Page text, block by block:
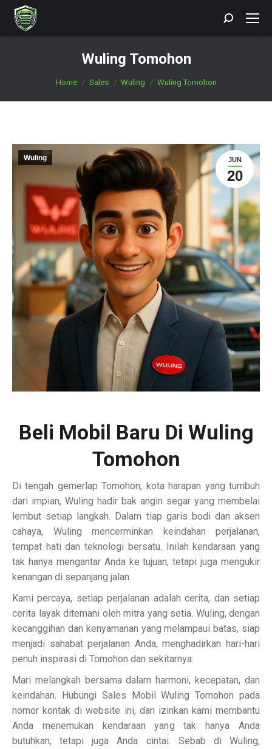
Search:
Wuling Tomohon
You are here:
Home Sales Wuling Wuling Tomohon
JUN
20
Wuling
Beli Mobil Baru Di Wuling
Tomohon
Di tengah gemerlap Tomohon, kota harapan yang tumbuh
dari impian, Wuling hadir bak angin segar yang membelai
lembut setiap langkah. Dalam tiap garis bodi dan aksen
cahaya, Wuling mencerminkan keindahan perjalanan,
tempat hati dan teknologi bersatu. Inilah kendaraan yang
tak hanya mengantar Anda ke tujuan, tetapi juga mengukir
kenangan di sepanjang jalan.
Kami percaya, setiap perjalanan adalah cerita, dan setiap
cerita layak ditemani oleh mitra yang setia. Wuling, dengan
kecanggihan dan kenyamanan yang melampaui batas, siap
menjadi sahabat perjalanan Anda, menghadirkan hari-hari
penuh inspirasi di Tomohon dan sekitarnya.
Mari melangkah bersama dalam harmoni, kecepatan, dan
keindahan. Hubungi Sales Mobil Wuling Tomohon pada
nomor kontak di website ini, dan izinkan kami membantu
Anda menemukan kendaraan yang tak hanya Anda
butuhkan, tetapi juga Anda cintai. Sebab di Wuling,